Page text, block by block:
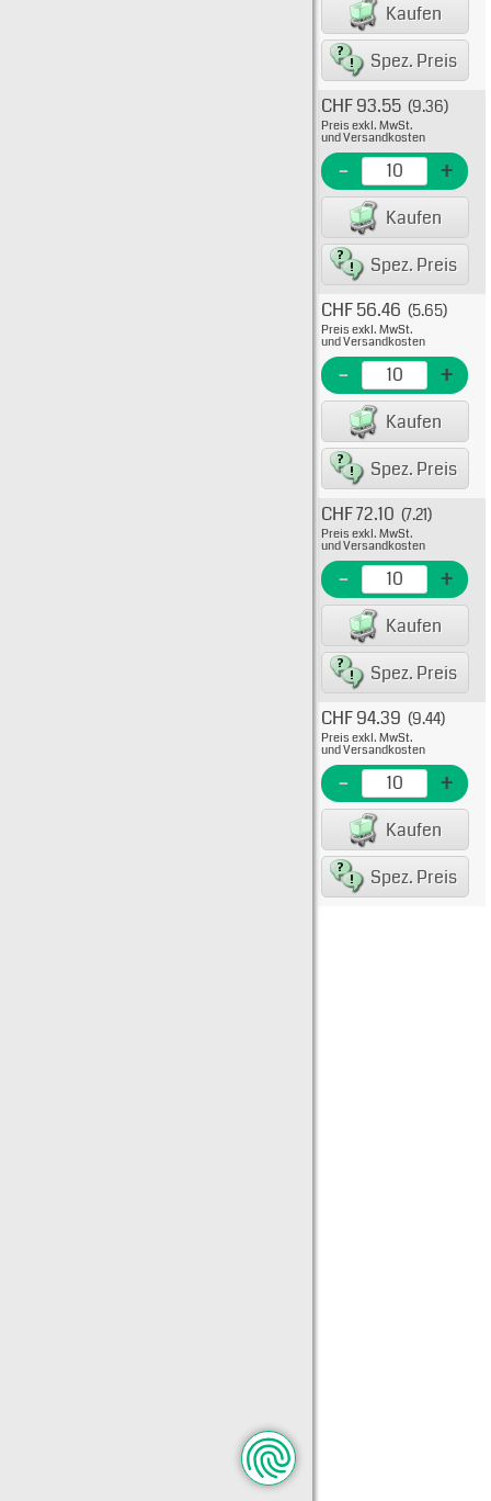
Kaufen
Spez. Preis
Typ:
EME
CHF 93.55 (9.36)
Preis exkl. MwSt.
und Versandkosten
- +
Kaufen
Spez. Preis
Typ:
EME
CHF 56.46 (5.65)
Preis exkl. MwSt.
und Versandkosten
- +
Kaufen
Spez. Preis
EME
CHF 72.10 (7.21)
Preis exkl. MwSt.
und Versandkosten
- +
Kaufen
Spez. Preis
Typ:
EME
CHF 94.39 (9.44)
Preis exkl. MwSt.
und Versandkosten
- +
Kaufen
Spez. Preis